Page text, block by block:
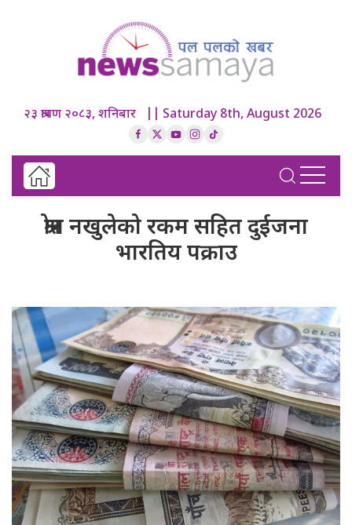
२३ श्रावण २०८३, शनिबार || Saturday 8th, August 2026
श्रोत नखुलेको रकम सहित दुईजना
भारतिय पक्राउ